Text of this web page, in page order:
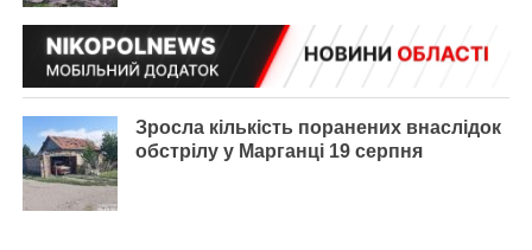
Зросла кількість поранених внаслідок
обстрілу у Марганці 19 серпня